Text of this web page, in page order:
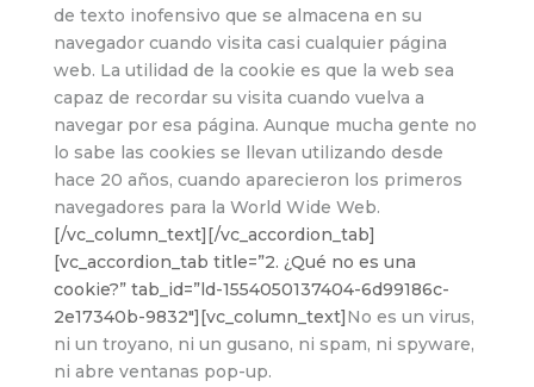
de texto inofensivo que se almacena en su
navegador cuando visita casi cualquier página
web. La utilidad de la cookie es que la web sea
capaz de recordar su visita cuando vuelva a
navegar por esa página. Aunque mucha gente no
lo sabe las cookies se llevan utilizando desde
hace 20 años, cuando aparecieron los primeros
navegadores para la World Wide Web.
[/vc_column_text][/vc_accordion_tab]
[vc_accordion_tab title=”2. ¿Qué no es una
cookie?” tab_id=”ld-1554050137404-6d99186c-
2e17340b-9832″][vc_column_text]No es un virus,
ni un troyano, ni un gusano, ni spam, ni spyware,
ni abre ventanas pop-up.